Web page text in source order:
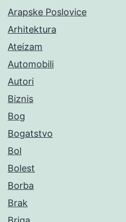
Arapske Poslovice
Arhitektura
Ateizam
Automobili
Autori
Biznis
Bog
Bogatstvo
Bol
Bolest
Borba
Brak